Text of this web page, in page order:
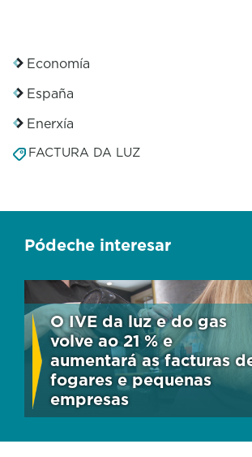
Economía
España
Enerxía
FACTURA DA LUZ
Pódeche interesar
O IVE da luz e do gas
volve ao 21 % e
aumentará as facturas
fogares e pequenas
empresas